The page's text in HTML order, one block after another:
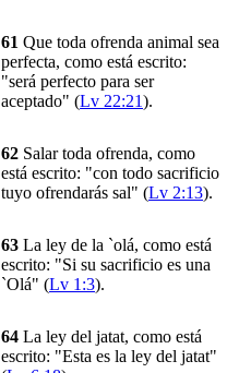
61 Que toda ofrenda animal sea
perfecta, como está escrito:
"será perfecto para ser
aceptado" (Lv 22:21).
62 Salar toda ofrenda, como
está escrito: "con todo sacrificio
tuyo ofrendarás sal" (Lv 2:13).
63 La ley de la `olá, como está
escrito: "Si su sacrificio es una
`Olá" (Lv 1:3).
64 La ley del jatat, como está
escrito: "Esta es la ley del jatat"